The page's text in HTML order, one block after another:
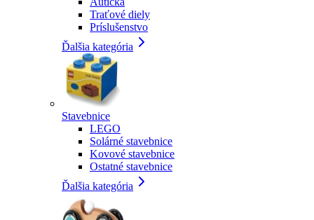
Traťové diely
Príslušenstvo
Ďalšia kategória
Stavebnice
LEGO
Solárné stavebnice
Kovové stavebnice
Ostatné stavebnice
Ďalšia kategória